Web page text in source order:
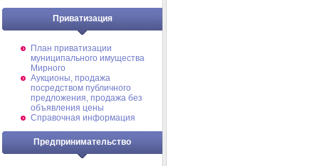
Приватизация
План приватизации
муниципального имущества
Мирного
Аукционы, продажа
посредством публичного
предложения, продажа без
объявления цены
Справочная информация
Предпринимательство